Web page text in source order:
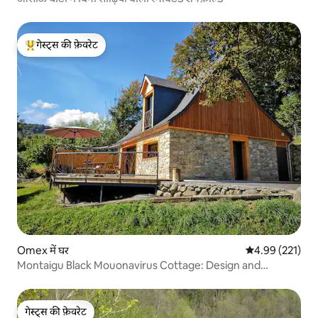
गेस्ट्स का टॉप फ़ेवरेट
गेस्ट्स की फ़ेवरेट
Omex में घर औसत रेटिंग 5 में से
4.99 (221)
Montaigu Black Mouonavirus Cottage: Design and
गेस्ट्स की फ़ेवरेट